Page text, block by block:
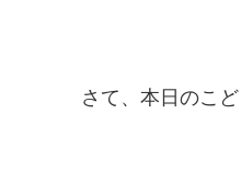
さて、本日のこ